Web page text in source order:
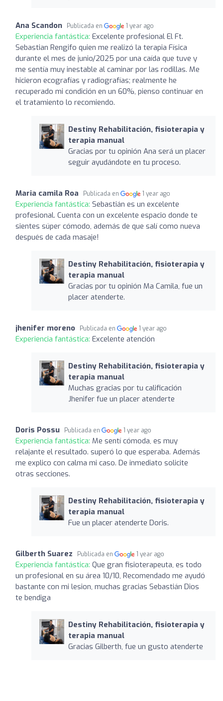
Ana Scandon Publicada en 1 year ago
Experiencia fantástica: Excelente profesional El Ft.
Sebastian Rengifo quien me realizó la terapia Física
durante el mes de junio/2025 por una caída que tuve y
me sentía muy inestable al caminar por las rodillas. Me
hicieron ecografías y radiografías; realmente he
recuperado mi condición en un 60%, pienso continuar en
el tratamiento lo recomiendo.
Destiny Rehabilitación, fisioterapia y
terapia manual
Gracias por tu opinión Ana será un placer
seguir ayudándote en tu proceso.
Maria camila Roa Publicada en 1 year ago
Experiencia fantástica: Sebastián es un excelente
profesional. Cuenta con un excelente espacio donde te
sientes súper cómodo, además de que salí como nueva
después de cada masaje!
Destiny Rehabilitación, fisioterapia y
terapia manual
Gracias por tu opinión Ma Camila, fue un
placer atenderte.
jhenifer moreno Publicada en 1 year ago
Experiencia fantástica: Excelente atención
Destiny Rehabilitación, fisioterapia y
terapia manual
Muchas gracias por tu calificación
Jhenifer fue un placer atenderte
Doris Possu Publicada en 1 year ago
Experiencia fantástica: Me sentí cómoda, es muy
relajante el resultado. superó lo que esperaba. Además
me explico con calma mi caso. De inmediato solicite
otras secciones.
Destiny Rehabilitación, fisioterapia y
terapia manual
Fue un placer atenderte Doris.
Gilberth Suarez Publicada en 1 year ago
Experiencia fantástica: Que gran fisioterapeuta, es todo
un profesional en su área 10/10, Recomendado me ayudó
bastante con mi lesion, muchas gracias Sebastián Dios
te bendiga
Destiny Rehabilitación, fisioterapia y
terapia manual
Gracias Gilberth, fue un gusto atenderte